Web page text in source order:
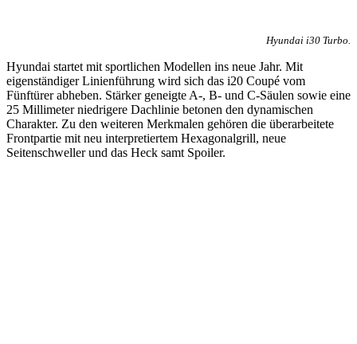
Hyundai i30 Turbo.
Hyundai startet mit sportlichen Modellen ins neue Jahr. Mit
eigenständiger Linienführung wird sich das i20 Coupé vom
Fünftürer abheben. Stärker geneigte A-, B- und C-Säulen sowie eine
25 Millimeter niedrigere Dachlinie betonen den dynamischen
Charakter. Zu den weiteren Merkmalen gehören die überarbeitete
Frontpartie mit neu interpretiertem Hexagonalgrill, neue
Seitenschweller und das Heck samt Spoiler.